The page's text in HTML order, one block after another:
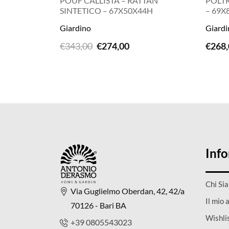
SINTETICO – 67X50X44H
Giardino
€343,00 Il
€274,00Il
–
€
Via Guglielmo Oberdan, 42, 42/a
70126 - Bari BA
+39 0805543023
Chi
Il mio